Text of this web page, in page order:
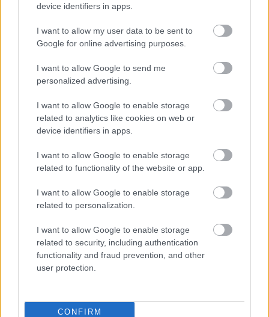
device identifiers in apps.
I want to allow my user data to be sent to
Google for online advertising purposes.
I want to allow Google to send me
personalized advertising.
I want to allow Google to enable storage
related to analytics like cookies on web or
device identifiers in apps.
I want to allow Google to enable storage
related to functionality of the website or app.
I want to allow Google to enable storage
related to personalization.
I want to allow Google to enable storage
related to security, including authentication
functionality and fraud prevention, and other
user protection.
CONFIRM
Aσβεστωμένα πεζούλια, βαμμένα μπλε παράθυρα,
βαρέλια κρασιού, και το κλασσικό κυκλαδίτικο
πλακόστρωτο, κάνουν τον Σαντορινιό την πιο
νησιώτικη αυλή της Αθήνας. Τα τραπεζάκια του
στρώνονται με καρό τραπεζομάντηλα και
στολίζονται με γλαστράκια, πριν φορτωθούν με
παραδοσιακές σαντορινιές νοστιμιές σαν τους
ντοματοκεφτέδες και την φάβα, αλλά και με
σπιτικές πίτες, και κρεατικά στη σχάρα –
κρεατικών. Αφήστε οπωσδήποτε χώρο στο τέλος
λογαριασμός θα κυμανθεί στα 12-15€ το άτομο,
με κρασί.